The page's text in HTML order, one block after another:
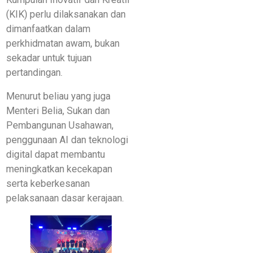
(KIK) perlu dilaksanakan dan
dimanfaatkan dalam
perkhidmatan awam, bukan
sekadar untuk tujuan
pertandingan.
Menurut beliau yang juga
Menteri Belia, Sukan dan
Pembangunan Usahawan,
penggunaan AI dan teknologi
digital dapat membantu
meningkatkan kecekapan
serta keberkesanan
pelaksanaan dasar kerajaan.